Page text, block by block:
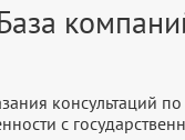
консультаций
с